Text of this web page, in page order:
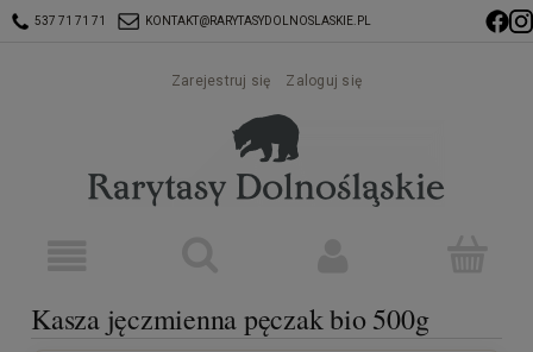
537 71 71 71 KONTAKT@RARYTASYDOLNOSLASKIE.PL
Zarejestruj się Zaloguj się
Kasza jęczmienna pęczak bio 500g